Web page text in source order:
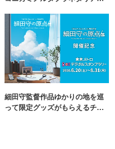
細田守監督作品ゆかりの地を巡
って限定グッズがもらえるチャ